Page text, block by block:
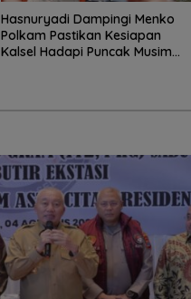
Hasnuryadi Dampingi Menko
Polkam Pastikan Kesiapan
Kalsel Hadapi Puncak Musim